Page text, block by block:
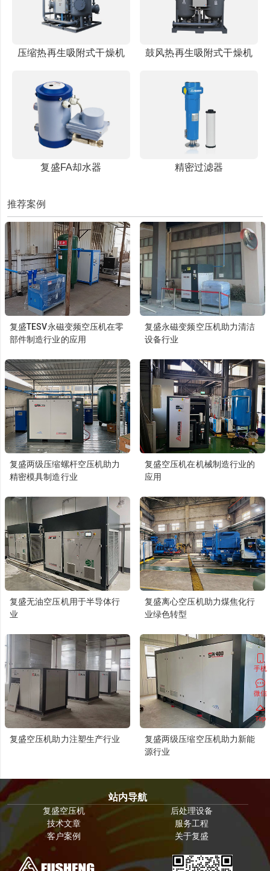
手机
微信
Top
压缩热再生吸附式干燥机 鼓风热再生吸附式干燥机
复盛FA却水器 精密过滤器
推荐案例
复盛TESV永磁变频空压机在零
部件制造行业的应用
复盛永磁变频空压机助力清洁
设备行业
复盛两级压缩螺杆空压机助力
精密模具制造行业
复盛空压机在机械制造行业的
应用
复盛无油空压机用于半导体行
业
复盛离心空压机助力煤焦化行
业绿色转型
复盛空压机助力注塑生产行业
复盛两级压缩空压机助力新能
源行业
站内导航
复盛空压机
后处理设备
技术文章
服务工程
客户案例
关于复盛